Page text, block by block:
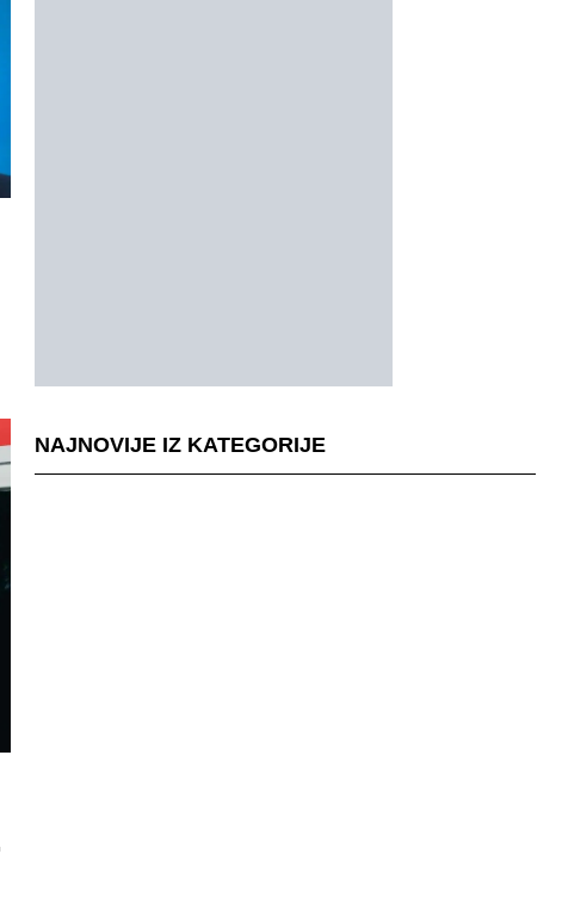
NAJNOVIJE IZ KATEGORIJE